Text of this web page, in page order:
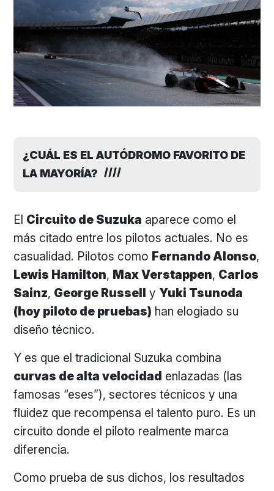
¿CUÁL ES EL AUTÓDROMO FAVORITO DE
LA MAYORÍA?
El Circuito de Suzuka aparece como el
más citado entre los pilotos actuales. No es
casualidad. Pilotos como Fernando Alonso,
Lewis Hamilton, Max Verstappen, Carlos
Sainz, George Russell y Yuki Tsunoda
(hoy piloto de pruebas) han elogiado su
diseño técnico.
Y es que el tradicional Suzuka combina
curvas de alta velocidad enlazadas (las
famosas “eses”), sectores técnicos y una
fluidez que recompensa el talento puro. Es un
circuito donde el piloto realmente marca
diferencia.
Como prueba de sus dichos, los resultados